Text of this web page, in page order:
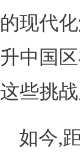
的现代
升中国
这些挑
如今,